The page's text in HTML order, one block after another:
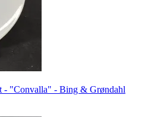
- "Convalla" - Bing & Grøndahl